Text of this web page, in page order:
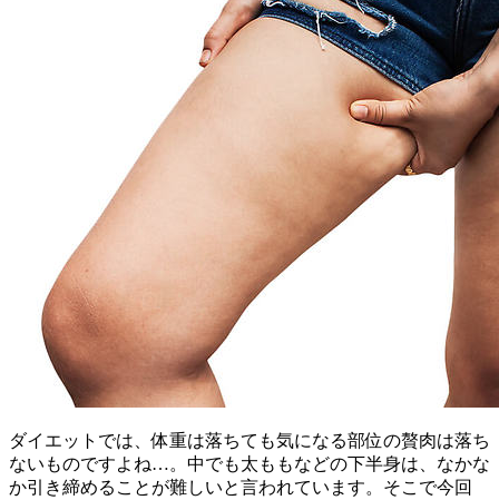
ダイエットでは、体重は落ちても気になる部位の贅肉は落ち
ないものですよね…。中でも太ももなどの下半身は、なかな
か引き締めることが難しいと言われています。そこで今回